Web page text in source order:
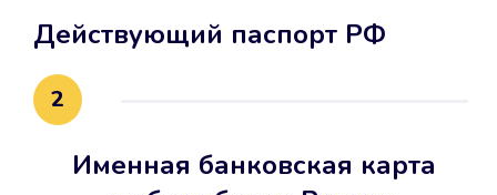
Действующий паспорт РФ
2
Именная банковская карта